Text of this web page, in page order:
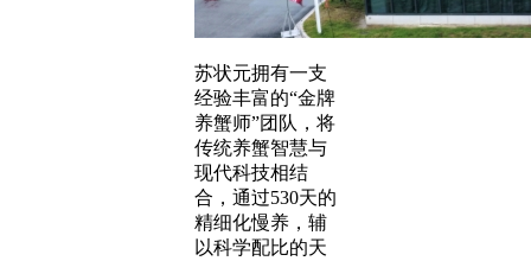
苏状元拥有一支
经验丰富的“金牌
养蟹师”团队，将
传统养蟹智慧与
现代科技相结
合，通过530天的
精细化慢养，辅
以科学配比的天